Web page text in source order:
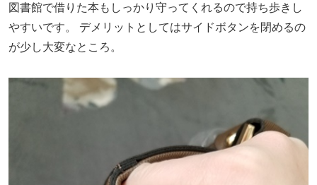
図書館で借りた本もしっかり守ってくれるので持ち歩きし
やすいです。
デメリットとしてはサイドボタンを閉めるの
が少し大変なところ。